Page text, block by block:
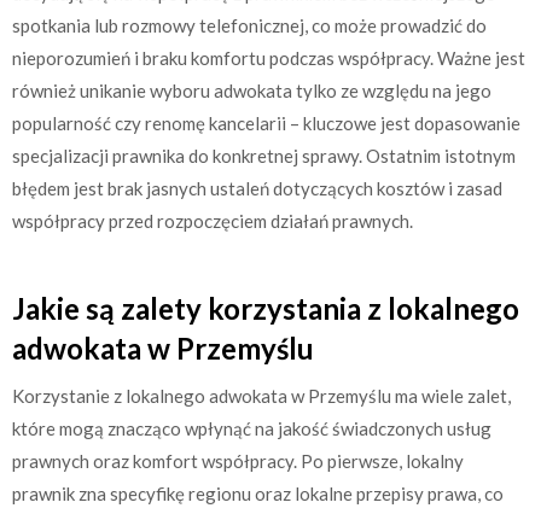
spotkania lub rozmowy telefonicznej, co może prowadzić do
nieporozumień i braku komfortu podczas współpracy. Ważne jest
również unikanie wyboru adwokata tylko ze względu na jego
popularność czy renomę kancelarii – kluczowe jest dopasowanie
specjalizacji prawnika do konkretnej sprawy. Ostatnim istotnym
błędem jest brak jasnych ustaleń dotyczących kosztów i zasad
współpracy przed rozpoczęciem działań prawnych.
Jakie są zalety korzystania z lokalnego
adwokata w Przemyślu
Korzystanie z lokalnego adwokata w Przemyślu ma wiele zalet,
które mogą znacząco wpłynąć na jakość świadczonych usług
prawnych oraz komfort współpracy. Po pierwsze, lokalny
prawnik zna specyfikę regionu oraz lokalne przepisy prawa, co